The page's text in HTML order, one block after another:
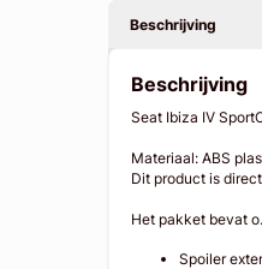
Beschrijving
Beschrijving
Seat Ibiza IV
Materiaal: ABS
Dit product is
Het pakket bevat
Spoiler